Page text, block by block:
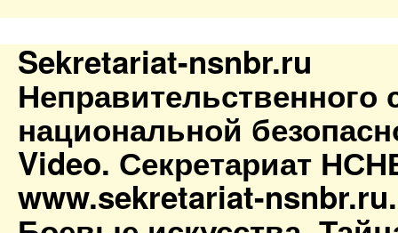
Sekretariat-nsnbr.ru
Неправительственного
национальной
Video. Секретариат
www.sekretariat-